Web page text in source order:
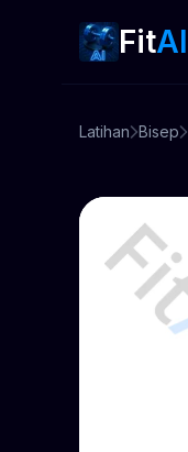
FitAI
Latihan Bisep